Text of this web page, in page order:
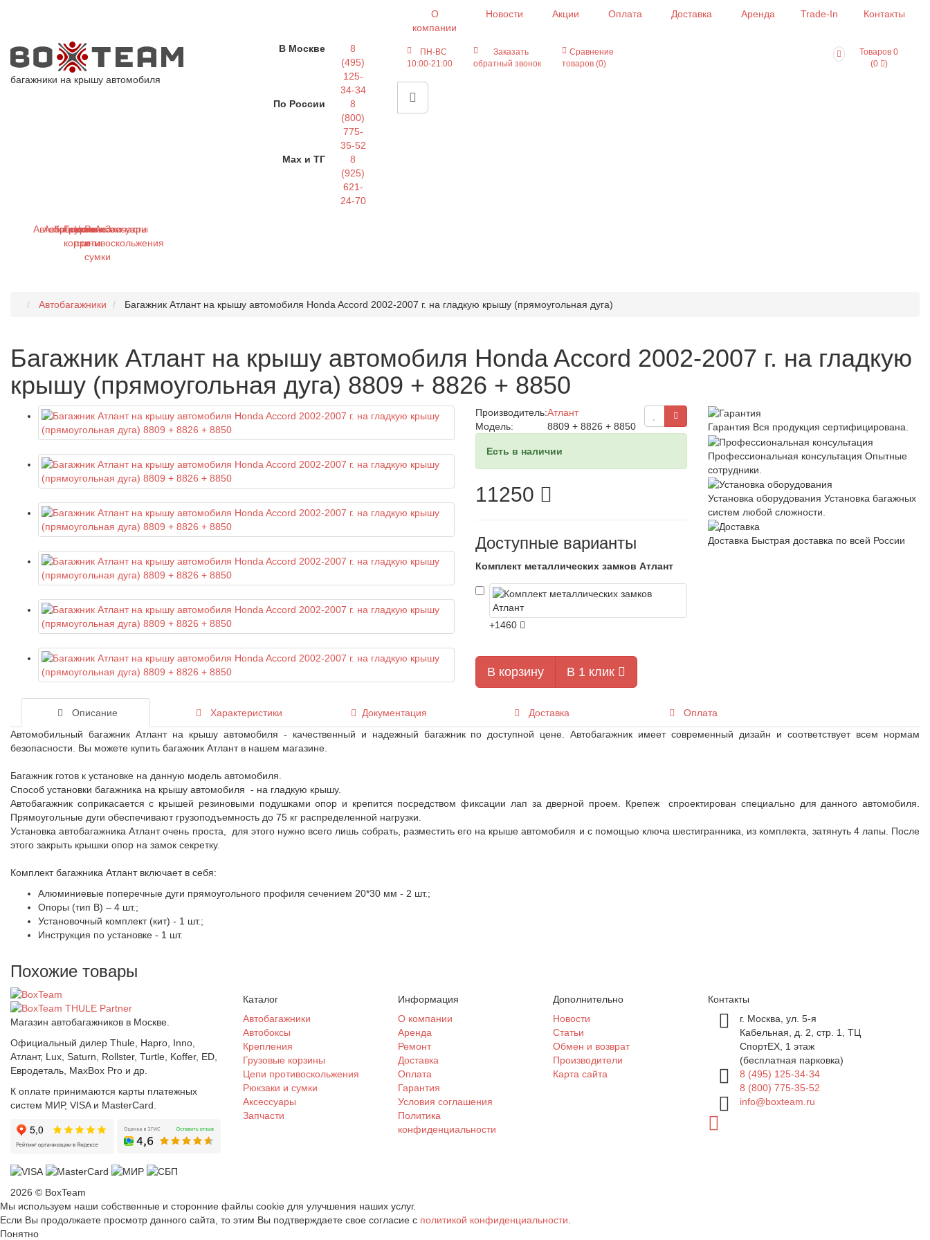
О
компании
Новости Акции Оплата Доставка Аренда Trade-In Контакты
багажники на крышу автомобиля
В Москве
8
(495)
125-
34-34
По России
8
(800)
775-
35-52
Max и ТГ
8
(925)
621-
24-70
ПН-ВС
10:00-21:00
Заказать
обратный звонок
Сравнение
товаров (0)
Товаров 0
(0
)
Автобагажники
Автобоксы
Крепления
Грузовые
корзины
Цепи
противоскольжения
Рюкзаки
и
сумки
Аксессуары
Запчасти
Автобагажники Багажник Атлант на крышу автомобиля Honda Accord 2002-2007 г. на гладкую крышу (прямоугольная дуга)
Багажник Атлант на крышу автомобиля Honda Accord 2002-2007 г. на гладкую
крышу (прямоугольная дуга) 8809 + 8826 + 8850
Производитель:Атлант
Модель:
8809 + 8826 + 8850
Есть в наличии
11250
Доступные варианты
Комплект металлических замков Атлант
+1460
В корзину В 1 клик
Гарантия Вся продукция сертифицирована.
Профессиональная консультация Опытные
сотрудники.
Установка оборудования Установка багажных
систем любой сложности.
Доставка Быстрая доставка по всей России
Описание Характеристики Документация Доставка
Оплата
Автомобильный багажник Атлант на крышу автомобиля - качественный и надежный багажник по доступной цене. Автобагажник имеет современный дизайн и соответствует всем нормам
безопасности. Вы можете купить багажник Атлант в нашем магазине.
Багажник готов к установке на данную модель автомобиля.
Способ установки багажника на крышу автомобиля - на гладкую крышу.
Автобагажник соприкасается с крышей резиновыми подушками опор и крепится посредством фиксации лап за дверной проем. Крепеж спроектирован специально для данного автомобиля.
Прямоугольные дуги обеспечивают грузоподъемность до 75 кг распределенной нагрузки.
Установка автобагажника Атлант очень проста, для этого нужно всего лишь собрать, разместить его на крыше автомобиля и с помощью ключа шестигранника, из комплекта, затянуть 4 лапы. После
этого закрыть крышки опор на замок секретку.
Комплект багажника Атлант включает в себя:
Алюминиевые поперечные дуги прямоугольного профиля сечением 20*30 мм - 2 шт.;
Опоры (тип B) – 4 шт.;
Установочный комплект (кит) - 1 шт.;
Инструкция по установке - 1 шт.
Похожие товары
Магазин автобагажников в Москве.
Официальный дилер Thule, Hapro, Inno,
Атлант, Lux, Saturn, Rollster, Turtle, Koffer, ED,
Евродеталь, MaxBox Pro и др.
К оплате принимаются карты платежных
систем МИР, VISA и MasterCard.
Каталог
Автобагажники
Автобоксы
Крепления
Грузовые корзины
Цепи противоскольжения
Рюкзаки и сумки
Аксессуары
Запчасти
Информация
О компании
Аренда
Ремонт
Доставка
Оплата
Гарантия
Условия соглашения
Политика
конфиденциальности
Дополнительно
Новости
Статьи
Обмен и возврат
Производители
Карта сайта
Контакты
г. Москва, ул. 5-я
Кабельная, д. 2, стр. 1, ТЦ
СпортEX, 1 этаж
(бесплатная парковка)
8 (495) 125-34-34
8 (800) 775-35-52
info@boxteam.ru
2026 © BoxTeam
Мы используем наши собственные и сторонние файлы cookie для улучшения наших услуг.
Если Вы продолжаете просмотр данного сайта, то этим Вы подтверждаете свое согласие с политикой конфиденциальности.
Понятно